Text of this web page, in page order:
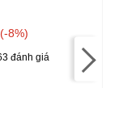
-8%
đánh giá